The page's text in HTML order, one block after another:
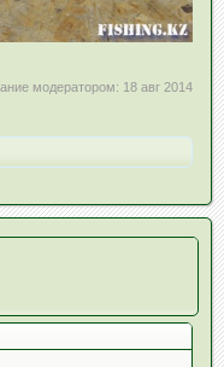
модератором: 18 авг 2014